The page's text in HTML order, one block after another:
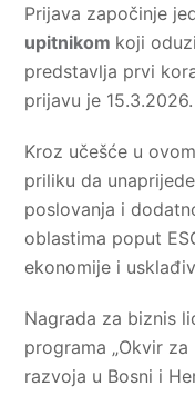
Prijava započinje
upitnikom koji
predstavlja prvi
prijavu je
Kroz učešće u
priliku da
poslovanja i
oblastima poput
ekonomije i
Nagrada za biznis
programa „Okvir
razvoja u Bosni i